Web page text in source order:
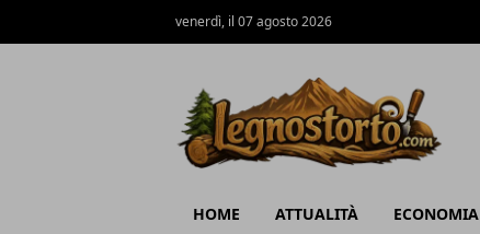
venerdì, il 07 agosto 2026
HOME ATTUALITÀ ECONOMIA